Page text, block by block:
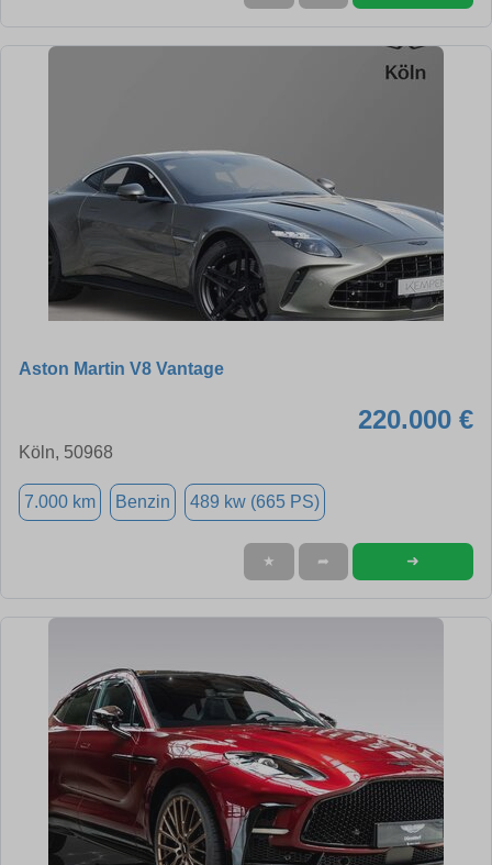
Aston Martin V8 Vantage
220.000 €
Köln, 50968
7.000 km Benzin 489 kw (665 PS)
★ ➦ ➜